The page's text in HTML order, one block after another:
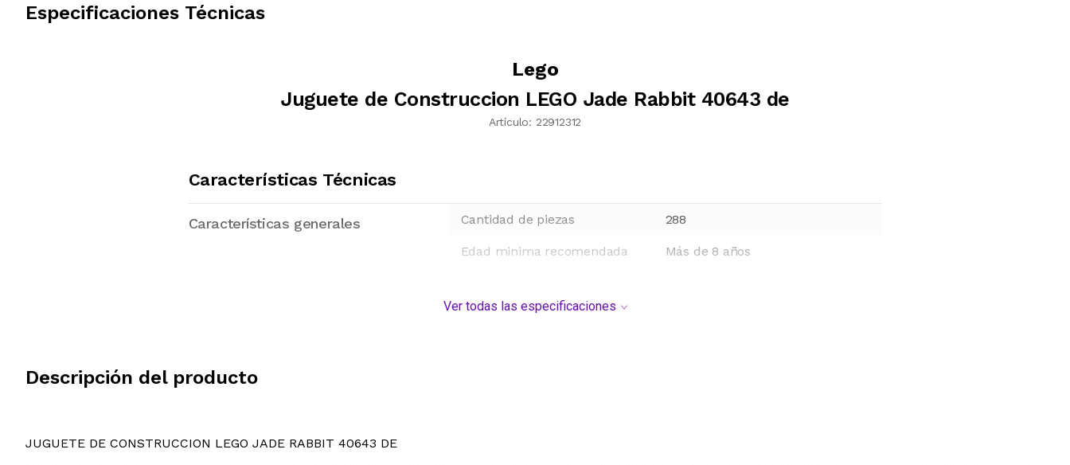
Especificaciones Técnicas
Lego
Juguete de Construccion LEGO Jade Rabbit 40643 de
Artículo: 22912312
Características Técnicas
Características generales Cantidad de piezas 288
Edad minima recomendada Más de 8 años
Ver todas las especificaciones
Descripción del producto
JUGUETE DE CONSTRUCCION LEGO JADE RABBIT 40643 DE